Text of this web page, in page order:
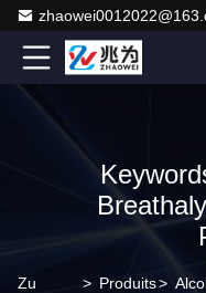
Zu > Produits>